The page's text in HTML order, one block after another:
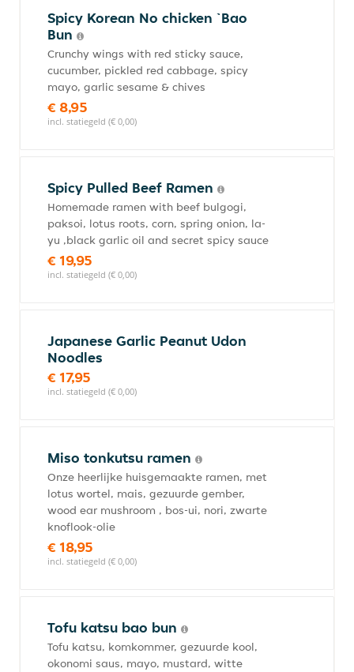
Spicy Korean No chicken `Bao
Bun
Crunchy wings with red sticky sauce,
cucumber, pickled red cabbage, spicy
mayo, garlic sesame & chives
€ 8,95
incl. statiegeld (€ 0,00)
Spicy Pulled Beef Ramen
Homemade ramen with beef bulgogi,
paksoi, lotus roots, corn, spring onion, la-
yu ,black garlic oil and secret spicy sauce
€ 19,95
incl. statiegeld (€ 0,00)
Japanese Garlic Peanut Udon
Noodles
€ 17,95
incl. statiegeld (€ 0,00)
Miso tonkutsu ramen
Onze heerlijke huisgemaakte ramen, met
lotus wortel, mais, gezuurde gember,
wood ear mushroom , bos-ui, nori, zwarte
knoflook-olie
€ 18,95
incl. statiegeld (€ 0,00)
Tofu katsu bao bun
Tofu katsu, komkommer, gezuurde kool,
okonomi saus, mayo, mustard, witte